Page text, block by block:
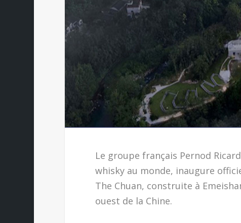
Le groupe français Pernod
whisky au monde, inaugure
The Chuan, construite à
ouest de la Chine.